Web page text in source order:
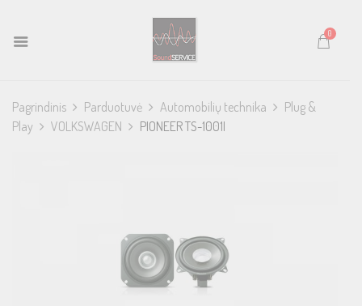
0
Pagrindinis Parduotuvė Automobilių technika
Plug &
Play
VOLKSWAGEN PIONEER TS-1001I